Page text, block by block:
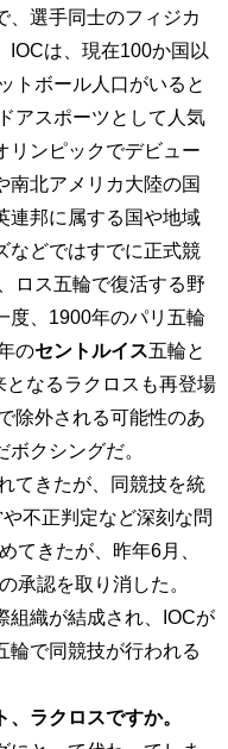
、選手同士のフィジカ
IOCは、現在100か国以
トボール人口がいると
アスポーツとして人気
リンピックでデビュー
南北アメリカ大陸の国
連邦に属する国や地域
などではすでに正式競
ス五輪で復活する野
度、1900年のパリ五輪
のセントルイス五輪と
なるラクロスも再登場
外される可能性のあ
クシングだ。
てきたが、同競技を統
不正判定など深刻な問
てきたが、昨年6月、
承認を取り消した。
組織が結成され、IOCが
輪で同競技が行われる
、ラクロスですか。